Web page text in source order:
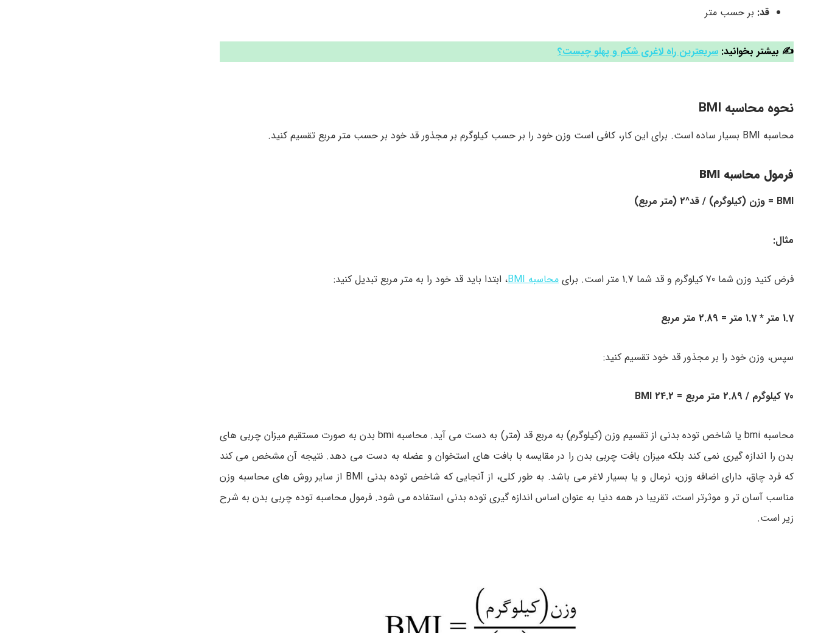
قد: بر حسب متر
✍ بیشتر بخوانید: سریعترین راه لاغری شکم و پهلو چیست؟
نحوه محاسبه BMI
محاسبه BMI بسیار ساده است. برای این کار، کافی است وزن خود را بر حسب کیلوگرم بر مجذور قد خود بر حسب متر مربع تقسیم کنید.
فرمول محاسبه BMI
BMI = وزن (کیلوگرم) / قد^2 (متر مربع)
مثال:
فرض کنید وزن شما 70 کیلوگرم و قد شما 1.7 متر است. برای محاسبه BMI ، ابتدا باید قد خود را به متر مربع تبدیل کنید:
1.7 متر * 1.7 متر = 2.89 متر مربع
سپس، وزن خود را بر مجذور قد خود تقسیم کنید:
70 کیلوگرم / 2.89 متر مربع = 24.2 BMI
محاسبه bmi یا شاخص توده بدنی از تقسیم وزن (کیلوگرم) به مربع قد (متر) به دست می آید. محاسبه bmi بدن به صورت مستقیم میزان چربی های
بدن را اندازه گیری نمی کند بلکه میزان بافت چربی بدن را در مقایسه با بافت های استخوان و عضله به دست می دهد. نتیجه آن مشخص می کند
که فرد چاق، دارای اضافه وزن، نرمال و یا بسیار لاغر می باشد. به طور کلی، از آنجایی که شاخص توده بدنی BMI از سایر روش های محاسبه وزن
مناسب آسان تر و موثرتر است، تقریبا در همه دنیا به عنوان اساس اندازه گیری توده بدنی استفاده می شود. فرمول محاسبه توده چربی بدن به شرح
زیر است.